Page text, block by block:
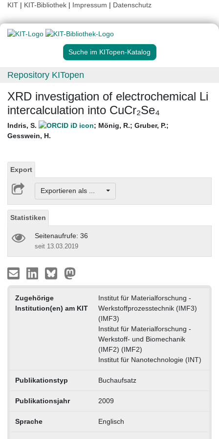
KIT | KIT-Bibliothek | Impressum | Datenschutz
Suche im KITopen-Katalog
Repository KITopen
XRD investigation of electrochemical Li
intercalculation into CuCr₂Se₄
Indris, S. ; Mönig, R.; Gruber, P.;
Gesswein, H.
Export
Exportieren als ...
Statistiken
Seitenaufrufe: 36
seit 13.03.2019
Zugehörige
Institution(en) am KIT
Institut für Materialforschung -
Werkstoffprozesstechnik (IMF3)
(IMF3)
Institut für Materialforschung -
Werkstoff- und Biomechanik
(IMF2) (IMF2)
Institut für Nanotechnologie (INT)
Publikationstyp Buchaufsatz
Publikationsjahr 2009
Sprache Englisch